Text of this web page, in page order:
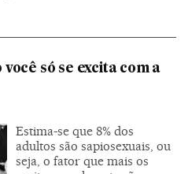
só se excita com a
Estima-se que 8% dos
adultos são sapiosexuais, ou
seja, o fator que mais os